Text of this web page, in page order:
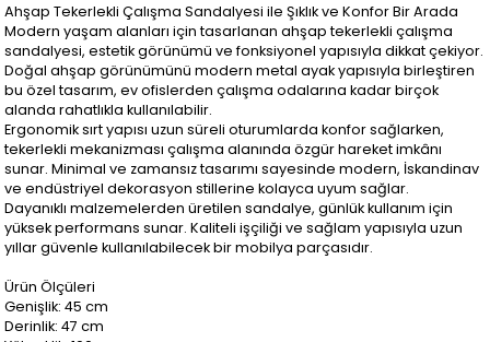
Ahşap Tekerlekli Çalışma Sandalyesi ile Şıklık ve Konfor Bir Arada
Modern yaşam alanları için tasarlanan ahşap tekerlekli çalışma
sandalyesi, estetik görünümü ve fonksiyonel yapısıyla dikkat çekiyor.
Doğal ahşap görünümünü modern metal ayak yapısıyla birleştiren
bu özel tasarım, ev ofislerden çalışma odalarına kadar birçok
alanda rahatlıkla kullanılabilir.
Ergonomik sırt yapısı uzun süreli oturumlarda konfor sağlarken,
tekerlekli mekanizması çalışma alanında özgür hareket imkânı
sunar. Minimal ve zamansız tasarımı sayesinde modern, İskandinav
ve endüstriyel dekorasyon stillerine kolayca uyum sağlar.
Dayanıklı malzemelerden üretilen sandalye, günlük kullanım için
yüksek performans sunar. Kaliteli işçiliği ve sağlam yapısıyla uzun
yıllar güvenle kullanılabilecek bir mobilya parçasıdır.
Ürün Ölçüleri
Genişlik: 45 cm
Derinlik: 47 cm